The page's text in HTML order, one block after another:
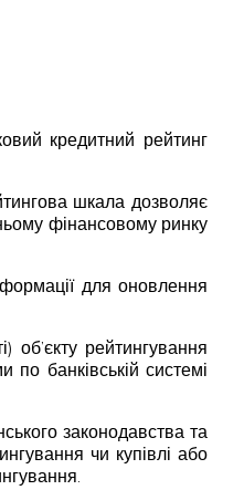
кредитний рейтинг
шкала дозволяє
фінансовому ринку
для оновлення
рейтингування
по банківській системі
законодавства та
чи купівлі або